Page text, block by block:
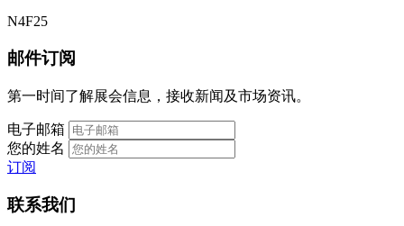
N4F25
邮件订阅
第一时间了解展会信息，接收新闻及市场资讯。
电子邮箱
您的姓名
订阅
联系我们